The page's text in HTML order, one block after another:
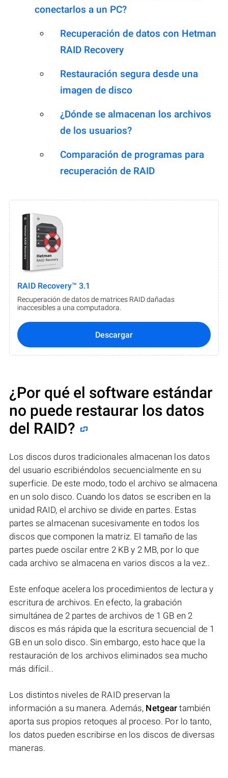
conectarlos a un PC?
Recuperación de datos con Hetman
RAID Recovery
Restauración segura desde una
imagen de disco
¿Dónde se almacenan los archivos
de los usuarios?
Comparación de programas para
recuperación de RAID
RAID Recovery™ 3.1
Recuperación de datos de matrices RAID dañadas
inaccesibles a una computadora.
Descargar
¿Por qué el software estándar
no puede restaurar los datos
del RAID?
Los discos duros tradicionales almacenan los datos
del usuario escribiéndolos secuencialmente en su
superficie. De este modo, todo el archivo se almacena
en un solo disco. Cuando los datos se escriben en la
unidad RAID, el archivo se divide en partes. Estas
partes se almacenan sucesivamente en todos los
discos que componen la matriz. El tamaño de las
partes puede oscilar entre 2 KB y 2 MB, por lo que
cada archivo se almacena en varios discos a la vez..
Este enfoque acelera los procedimientos de lectura y
escritura de archivos. En efecto, la grabación
simultánea de 2 partes de archivos de 1 GB en 2
discos es más rápida que la escritura secuencial de 1
GB en un solo disco. Sin embargo, esto hace que la
restauración de los archivos eliminados sea mucho
más difícil..
Los distintos niveles de RAID preservan la
información a su manera. Además, Netgear también
aporta sus propios retoques al proceso. Por lo tanto,
los datos pueden escribirse en los discos de diversas
maneras.